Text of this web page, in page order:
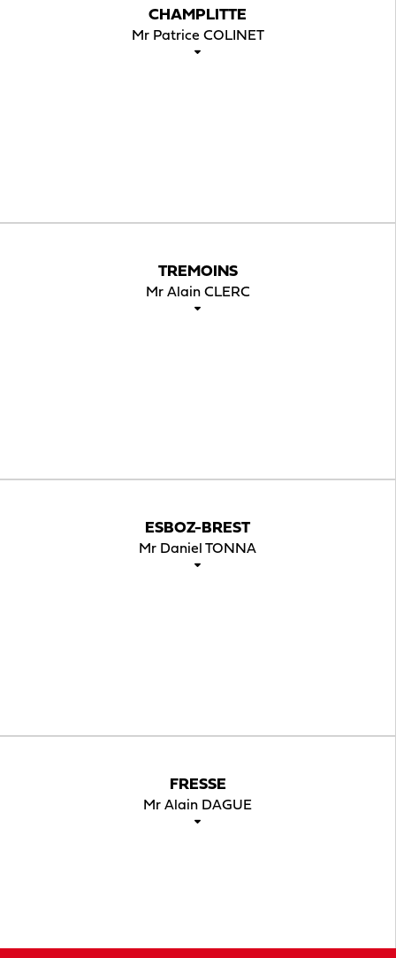
CHAMPLITTE
Mr Patrice COLINET
TREMOINS
Mr Alain CLERC
ESBOZ-BREST
Mr Daniel TONNA
FRESSE
Mr Alain DAGUE